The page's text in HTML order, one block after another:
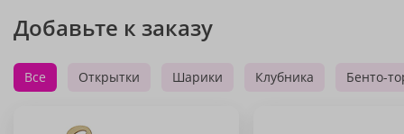
Добавьте к заказу
Все Открытки Шарики Клубника Бенто-